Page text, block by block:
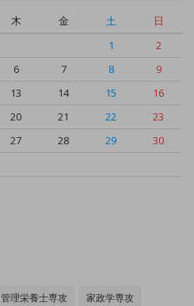
木 金 土
日
1
2
6 7 8
9
13 14 15
16
20 21 22
23
27 28 29
30
管理栄養士専攻 家政学専攻